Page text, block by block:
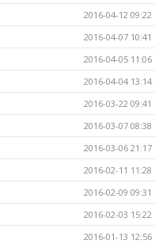
2016-04-12 09:22
2016-04-07 10:41
2016-04-05 11:06
2016-04-04 13:14
2016-03-22 09:41
2016-03-07 08:38
2016-03-06 21:17
2016-02-11 11:28
2016-02-09 09:31
2016-02-03 15:22
2016-01-13 12:56